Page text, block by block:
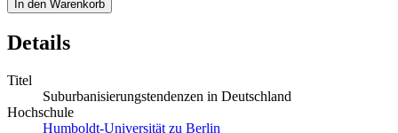
In den Warenkorb
Details
Titel
Suburbanisierungstendenzen in Deutschland
Hochschule
Humboldt-Universität zu Berlin